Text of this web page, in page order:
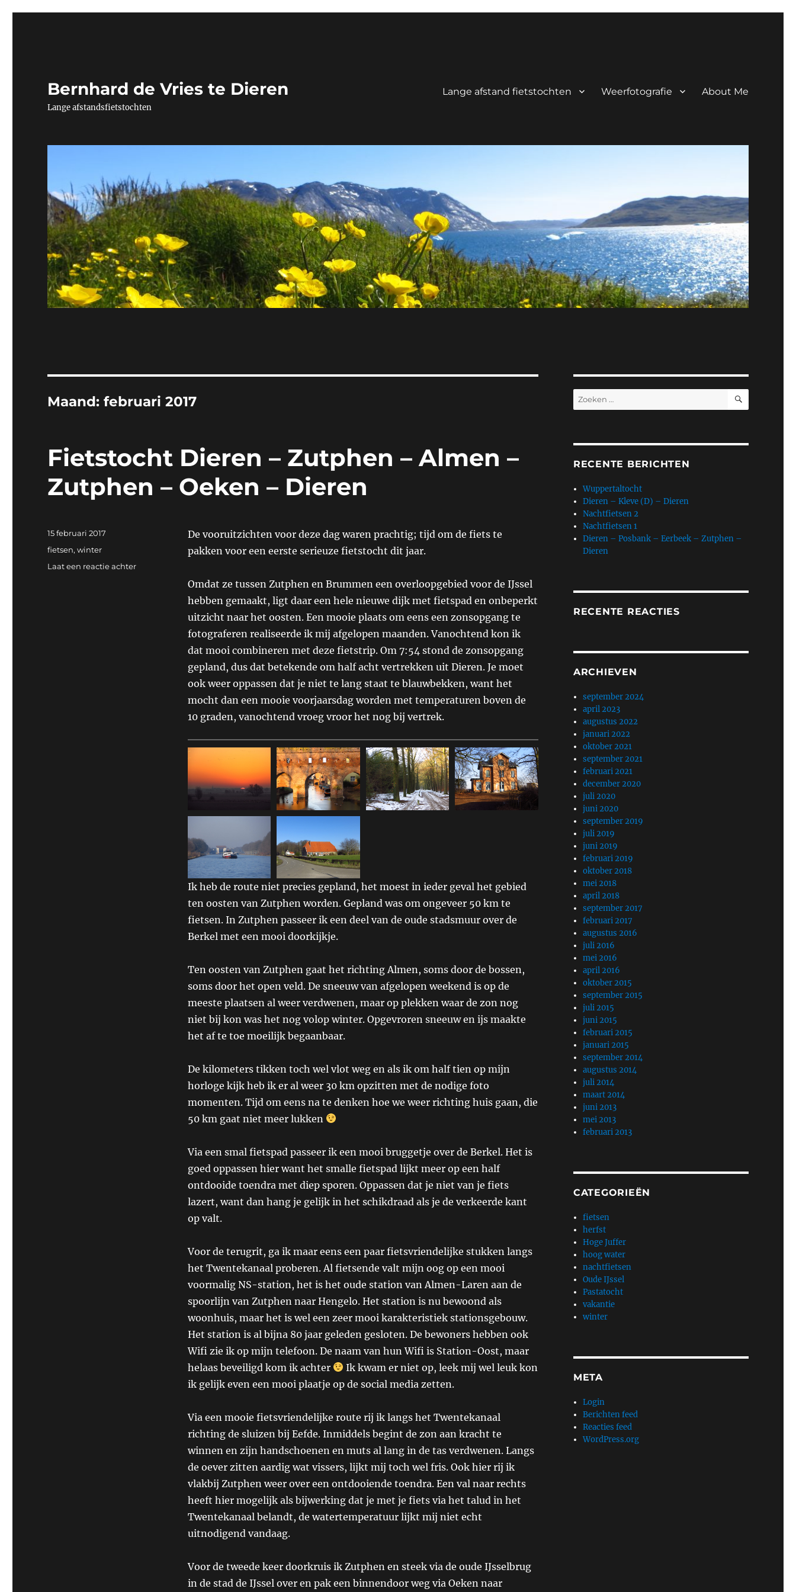
Bernhard de Vries te Dieren
Lange afstandsfietstochten
Lange afstand fietstochten Weerfotografie About Me
Maand:februari 2017
Fietstocht Dieren – Zutphen – Almen –
Zutphen – Oeken – Dieren
De vooruitzichten voor deze dag waren prachtig; tijd om de fiets te
pakken voor een eerste serieuze fietstocht dit jaar.
Omdat ze tussen Zutphen en Brummen een overloopgebied voor de IJssel
hebben gemaakt, ligt daar een hele nieuwe dijk met fietspad en onbeperkt
uitzicht naar het oosten. Een mooie plaats om eens een zonsopgang te
fotograferen realiseerde ik mij afgelopen maanden. Vanochtend kon ik
dat mooi combineren met deze fietstrip. Om 7:54 stond de zonsopgang
gepland, dus dat betekende om half acht vertrekken uit Dieren. Je moet
ook weer oppassen dat je niet te lang staat te blauwbekken, want het
mocht dan een mooie voorjaarsdag worden met temperaturen boven de
10 graden, vanochtend vroeg vroor het nog bij vertrek.
Ik heb de route niet precies gepland, het moest in ieder geval het gebied
ten oosten van Zutphen worden. Gepland was om ongeveer 50 km te
fietsen. In Zutphen passeer ik een deel van de oude stadsmuur over de
Berkel met een mooi doorkijkje.
Ten oosten van Zutphen gaat het richting Almen, soms door de bossen,
soms door het open veld. De sneeuw van afgelopen weekend is op de
meeste plaatsen al weer verdwenen, maar op plekken waar de zon nog
niet bij kon was het nog volop winter. Opgevroren sneeuw en ijs maakte
het af te toe moeilijk begaanbaar.
De kilometers tikken toch wel vlot weg en als ik om half tien op mijn
horloge kijk heb ik er al weer 30 km opzitten met de nodige foto
momenten. Tijd om eens na te denken hoe we weer richting huis gaan, die
50 km gaat niet meer lukken
Via een smal fietspad passeer ik een mooi bruggetje over de Berkel. Het is
goed oppassen hier want het smalle fietspad lijkt meer op een half
ontdooide toendra met diep sporen. Oppassen dat je niet van je fiets
lazert, want dan hang je gelijk in het schikdraad als je de verkeerde kant
op valt.
Voor de terugrit, ga ik maar eens een paar fietsvriendelijke stukken langs
het Twentekanaal proberen. Al fietsende valt mijn oog op een mooi
voormalig NS-station, het is het oude station van Almen-Laren aan de
spoorlijn van Zutphen naar Hengelo. Het station is nu bewoond als
woonhuis, maar het is wel een zeer mooi karakteristiek stationsgebouw.
Het station is al bijna 80 jaar geleden gesloten. De bewoners hebben ook
Wifi zie ik op mijn telefoon. De naam van hun Wifi is Station-Oost, maar
helaas beveiligd kom ik achter
Ik kwam er niet op, leek mij wel leuk kon
ik gelijk even een mooi plaatje op de social media zetten.
Via een mooie fietsvriendelijke route rij ik langs het Twentekanaal
richting de sluizen bij Eefde. Inmiddels begint de zon aan kracht te
winnen en zijn handschoenen en muts al lang in de tas verdwenen. Langs
de oever zitten aardig wat vissers, lijkt mij toch wel fris. Ook hier rij ik
vlakbij Zutphen weer over een ontdooiende toendra. Een val naar rechts
heeft hier mogelijk als bijwerking dat je met je fiets via het talud in het
Twentekanaal belandt, de watertemperatuur lijkt mij niet echt
uitnodigend vandaag.
Voor de tweede keer doorkruis ik Zutphen en steek via de oude IJsselbrug
in de stad de IJssel over en pak een binnendoor weg via Oeken naar
Geplaatst
op
15 februari 2017
Categorieën
fietsen,winter
Laat een reactie achterop
Zoeken
naar:
ZOEKEN
RECENTE BERICHTEN
Wuppertaltocht
Dieren – Kleve (D) – Dieren
Nachtfietsen 2
Nachtfietsen 1
Dieren – Posbank – Eerbeek – Zutphen –
Dieren
RECENTE REACTIES
ARCHIEVEN
september 2024
april 2023
augustus 2022
januari 2022
oktober 2021
september 2021
februari 2021
december 2020
juli 2020
juni 2020
september 2019
juli 2019
juni 2019
februari 2019
oktober 2018
mei 2018
april 2018
september 2017
februari 2017
augustus 2016
juli 2016
mei 2016
april 2016
oktober 2015
september 2015
juli 2015
juni 2015
februari 2015
januari 2015
september 2014
augustus 2014
juli 2014
maart 2014
juni 2013
mei 2013
februari 2013
CATEGORIEËN
fietsen
herfst
Hoge Juffer
hoog water
nachtfietsen
Oude IJssel
Pastatocht
vakantie
winter
META
Login
Berichten feed
Reacties feed
WordPress.org